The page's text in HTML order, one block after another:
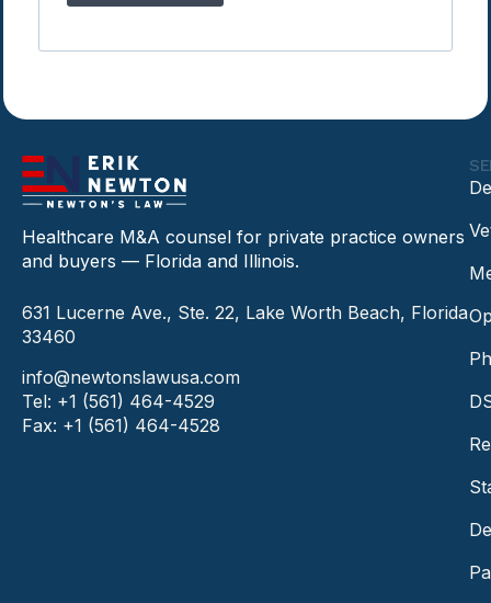
Healthcare M&A counsel for private practice owners
and buyers — Florida and Illinois.
631 Lucerne Ave., Ste. 22, Lake Worth Beach, Florida
33460
info@newtonslawusa.com
Tel: +1 (561) 464-4529
Fax: +1 (561) 464-4528